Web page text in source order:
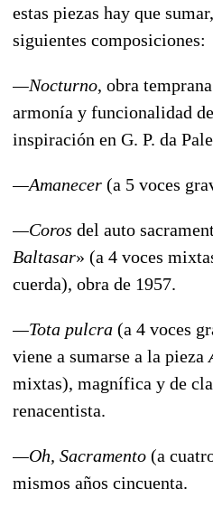
estas piezas hay que
siguientes composiciones:
—Nocturno, obra
armonía y funcionalidad
inspiración en G. P. da
—Amanecer (a 5 voces
—Coros del auto
Baltasar» (a 4 voces
cuerda), obra de 1957.
—Tota pulcra (a 4 voces
viene a sumarse a la pieza
mixtas), magnífica y de
renacentista.
—Oh, Sacramento (a
mismos años cincuenta.